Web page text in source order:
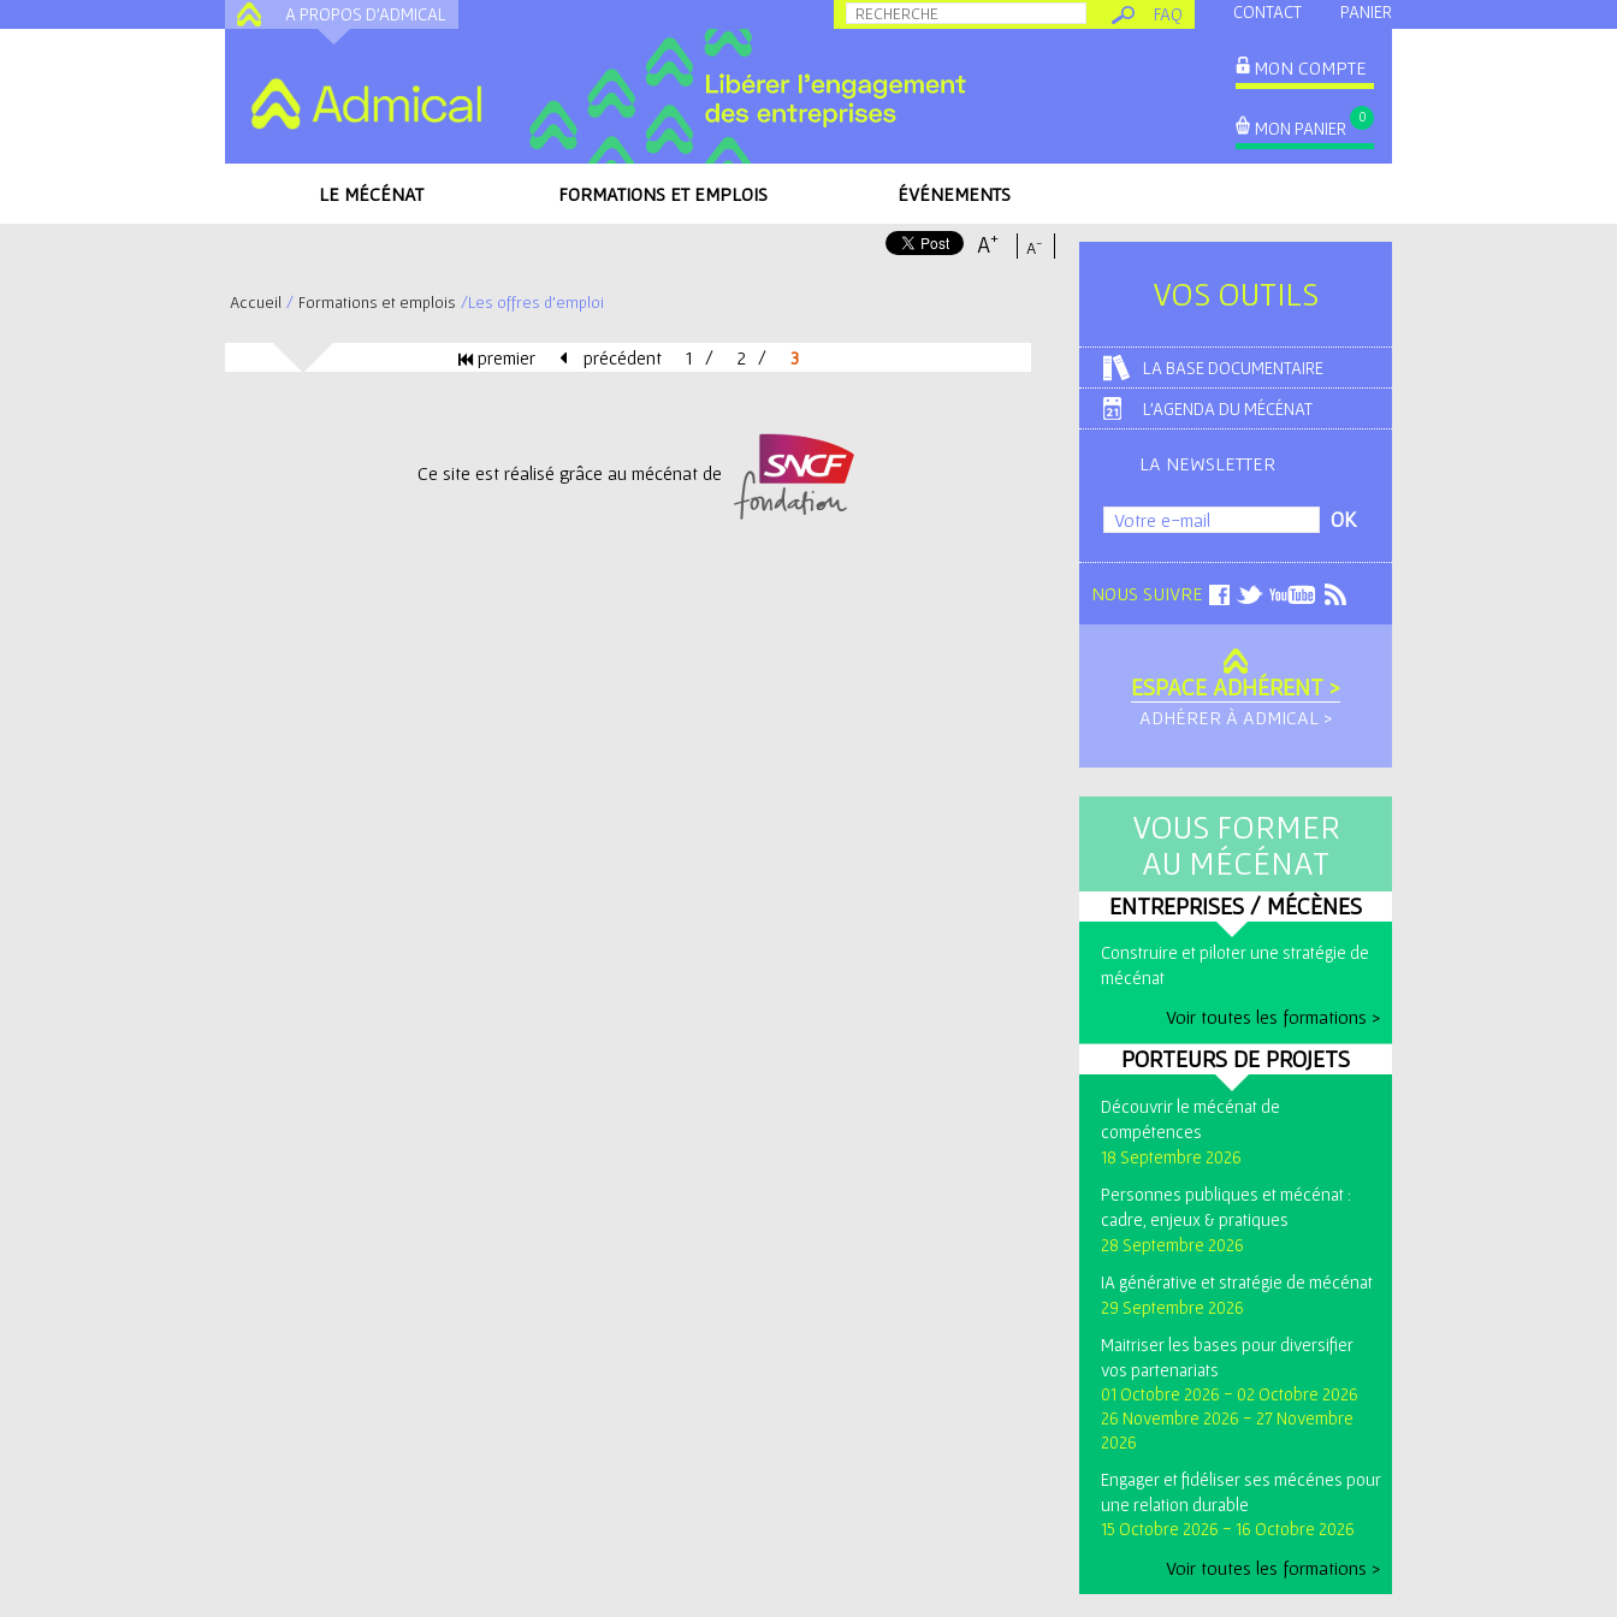
Allez au contenu
A PROPOS D'ADMICAL CONTACT PANIER
FAQ
MON COMPTE
MON PANIER
0
LE MÉCÉNAT FORMATIONS ET EMPLOIS ÉVÉNEMENTS
A-
A+
Accueil / Formations et emplois /Les offres d'emploi
premier précédent 1 2 3
Ce site est réalisé grâce au mécénat de
VOS OUTILS
LA BASE DOCUMENTAIRE
L'AGENDA DU MÉCÉNAT
LA NEWSLETTER
NOUS SUIVRE
ESPACE ADHÉRENT >
ADHÉRER À ADMICAL >
VOUS FORMER
AU MÉCÉNAT
ENTREPRISES / MÉCÈNES
Construire et piloter une stratégie de
mécénat
Voir toutes les formations >
PORTEURS DE PROJETS
Découvrir le mécénat de
compétences
18 Septembre 2026
Personnes publiques et mécénat :
cadre, enjeux & pratiques
28 Septembre 2026
IA générative et stratégie de mécénat
29 Septembre 2026
Maitriser les bases pour diversifier
vos partenariats
01 Octobre 2026 - 02 Octobre 2026
26 Novembre 2026 - 27 Novembre
2026
Engager et fidéliser ses mécénes pour
une relation durable
15 Octobre 2026 - 16 Octobre 2026
Voir toutes les formations >